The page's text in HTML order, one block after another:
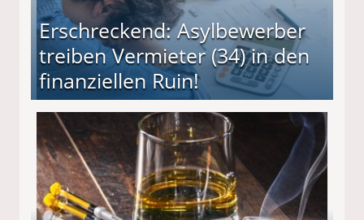
Erschreckend: Asylbewerber
treiben Vermieter (34) in den
finanziellen Ruin!
(34) in den finanziellen Ruin!